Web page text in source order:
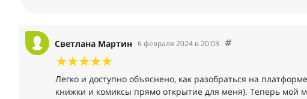
Светлана Мартин 6 февраля 2024 в 20:03
Легко и доступно объяснено, как разобраться на
книжки и комиксы прямо открытие для меня). Теперь мой